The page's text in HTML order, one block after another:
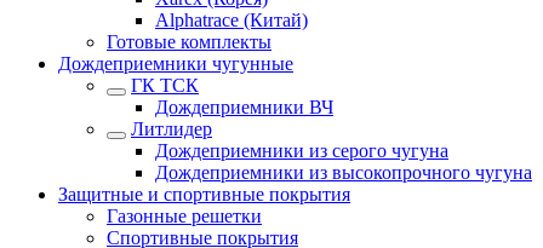
Alphatrace (Китай)
Готовые комплекты
Дождеприемники чугунные
ГК ТСК
Дождеприемники ВЧ
Литлидер
Дождеприемники из серого чугуна
Дождеприемники из высокопрочного чугуна
Защитные и спортивные покрытия
Газонные решетки
Спортивные покрытия